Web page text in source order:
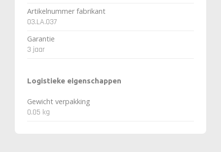
Artikelnummer fabrikant
03.LA.037
Garantie
3 jaar
Logistieke eigenschappen
Gewicht verpakking
0.05 kg